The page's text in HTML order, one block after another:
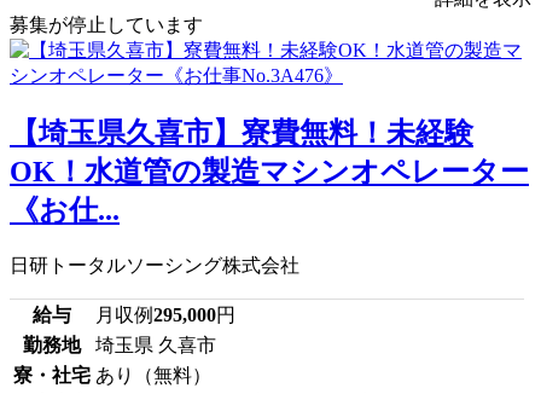
募集が停止しています
【埼玉県久喜市】寮費無料！未経験
OK！水道管の製造マシンオペレーター
《お仕...
日研トータルソーシング株式会社
給与 月収例295,000円
勤務地
埼玉県 久喜市
寮・社宅 あり（無料）